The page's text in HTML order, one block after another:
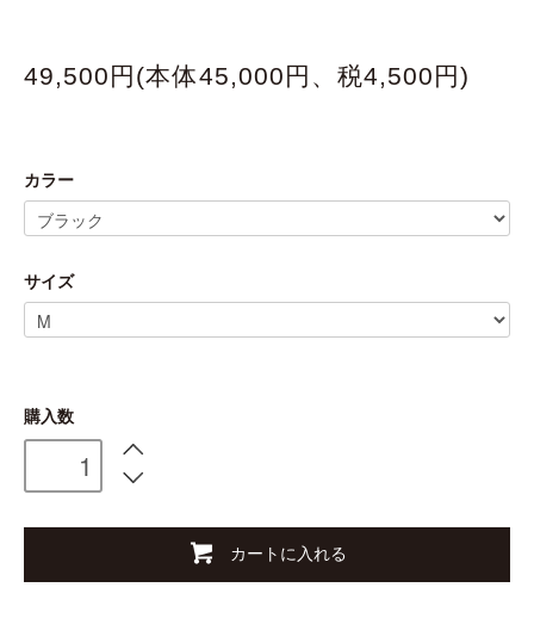
49,500円(本体45,000円、税4,500円)
カラー
サイズ
購入数
カートに入れる